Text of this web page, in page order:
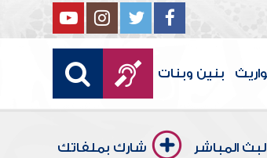
بنين وبنات
المباشر شارك بملفاتك